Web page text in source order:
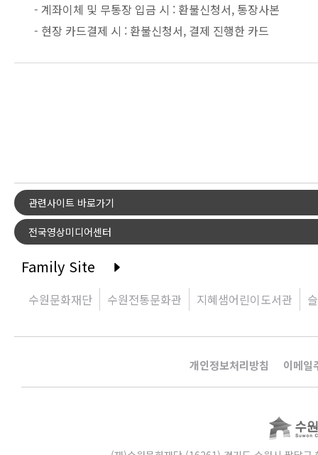
- 계좌이체 및 무통장 입금 시 : 환불신청서, 통장사본
- 현장 카드결제 시 : 환불신청서, 결제 진행한 카드
Family Site
수원문화재단 수원전통문화관 지혜샘어린이도서관
개인정보처리방침 이메일
관련사이트 바로가기
전국영상미디어센터